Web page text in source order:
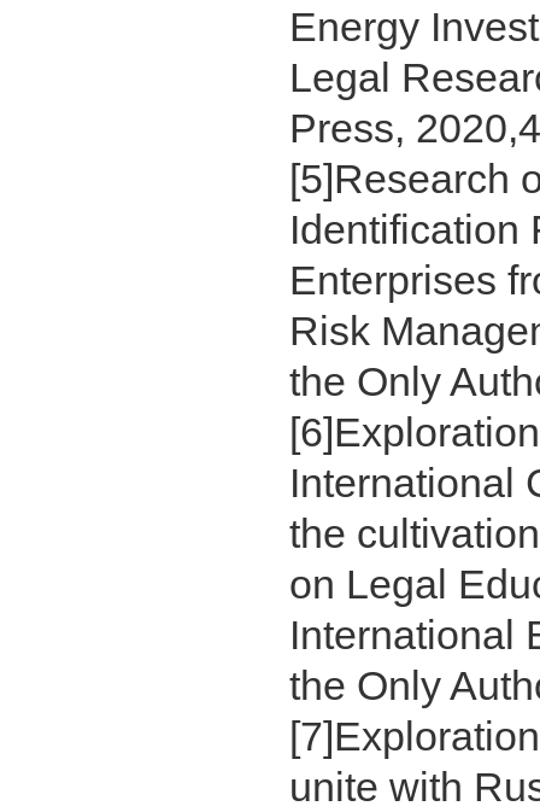
Energy
Legal
Press,
[5]Research
Identification
Enterprises
Risk
the Only
International
the
on Legal
International
the Only
unite with